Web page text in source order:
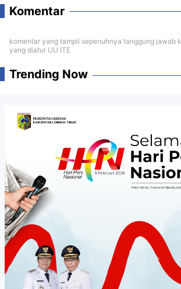
Komentar
komentar yang tampil sepenuhnya tanggung jawab
yang diatur UU ITE
Trending Now